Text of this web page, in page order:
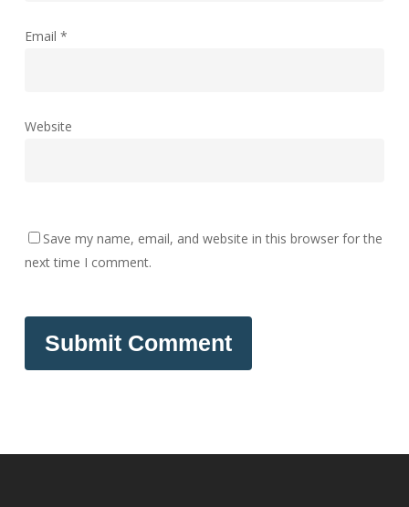
Email *
Website
Save my name, email, and website in this browser for the
next time I comment.